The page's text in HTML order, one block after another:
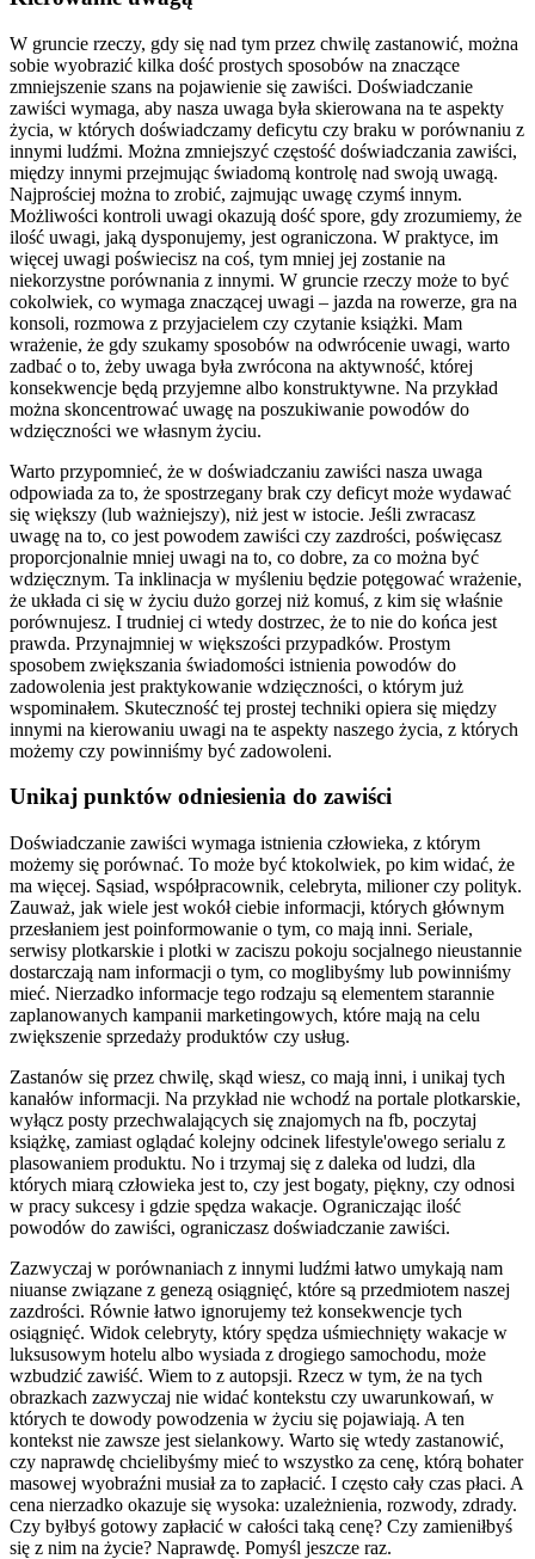
W gruncie rzeczy, gdy się nad tym przez chwilę zastanowić, można
sobie wyobrazić kilka dość prostych sposobów na znaczące
zmniejszenie szans na pojawienie się zawiści. Doświadczanie
zawiści wymaga, aby nasza uwaga była skierowana na te aspekty
życia, w których doświadczamy deficytu czy braku w porównaniu z
innymi ludźmi. Można zmniejszyć częstość doświadczania zawiści,
między innymi przejmując świadomą kontrolę nad swoją uwagą.
Najprościej można to zrobić, zajmując uwagę czymś innym.
Możliwości kontroli uwagi okazują dość spore, gdy zrozumiemy, że
ilość uwagi, jaką dysponujemy, jest ograniczona. W praktyce, im
więcej uwagi poświecisz na coś, tym mniej jej zostanie na
niekorzystne porównania z innymi. W gruncie rzeczy może to być
cokolwiek, co wymaga znaczącej uwagi – jazda na rowerze, gra na
konsoli, rozmowa z przyjacielem czy czytanie książki. Mam
wrażenie, że gdy szukamy sposobów na odwrócenie uwagi, warto
zadbać o to, żeby uwaga była zwrócona na aktywność, której
konsekwencje będą przyjemne albo konstruktywne. Na przykład
można skoncentrować uwagę na poszukiwanie powodów do
wdzięczności we własnym życiu.
Warto przypomnieć, że w doświadczaniu zawiści nasza uwaga
odpowiada za to, że spostrzegany brak czy deficyt może wydawać
się większy (lub ważniejszy), niż jest w istocie. Jeśli zwracasz
uwagę na to, co jest powodem zawiści czy zazdrości, poświęcasz
proporcjonalnie mniej uwagi na to, co dobre, za co można być
wdzięcznym. Ta inklinacja w myśleniu będzie potęgować wrażenie,
że układa ci się w życiu dużo gorzej niż komuś, z kim się właśnie
porównujesz. I trudniej ci wtedy dostrzec, że to nie do końca jest
prawda. Przynajmniej w większości przypadków. Prostym
sposobem zwiększania świadomości istnienia powodów do
zadowolenia jest praktykowanie wdzięczności, o którym już
wspominałem. Skuteczność tej prostej techniki opiera się między
innymi na kierowaniu uwagi na te aspekty naszego życia, z których
możemy czy powinniśmy być zadowoleni.
Unikaj punktów odniesienia do zawiści
Doświadczanie zawiści wymaga istnienia człowieka, z którym
możemy się porównać. To może być ktokolwiek, po kim widać, że
ma więcej. Sąsiad, współpracownik, celebryta, milioner czy polityk.
Zauważ, jak wiele jest wokół ciebie informacji, których głównym
przesłaniem jest poinformowanie o tym, co mają inni. Seriale,
serwisy plotkarskie i plotki w zaciszu pokoju socjalnego nieustannie
dostarczają nam informacji o tym, co moglibyśmy lub powinniśmy
mieć. Nierzadko informacje tego rodzaju są elementem starannie
zaplanowanych kampanii marketingowych, które mają na celu
zwiększenie sprzedaży produktów czy usług.
Zastanów się przez chwilę, skąd wiesz, co mają inni, i unikaj tych
kanałów informacji. Na przykład nie wchodź na portale plotkarskie,
wyłącz posty przechwalających się znajomych na fb, poczytaj
książkę, zamiast oglądać kolejny odcinek lifestyle'owego serialu z
plasowaniem produktu. No i trzymaj się z daleka od ludzi, dla
których miarą człowieka jest to, czy jest bogaty, piękny, czy odnosi
w pracy sukcesy i gdzie spędza wakacje. Ograniczając ilość
powodów do zawiści, ograniczasz doświadczanie zawiści.
Zazwyczaj w porównaniach z innymi ludźmi łatwo umykają nam
niuanse związane z genezą osiągnięć, które są przedmiotem naszej
zazdrości. Równie łatwo ignorujemy też konsekwencje tych
osiągnięć. Widok celebryty, który spędza uśmiechnięty wakacje w
luksusowym hotelu albo wysiada z drogiego samochodu, może
wzbudzić zawiść. Wiem to z autopsji. Rzecz w tym, że na tych
obrazkach zazwyczaj nie widać kontekstu czy uwarunkowań, w
których te dowody powodzenia w życiu się pojawiają. A ten
kontekst nie zawsze jest sielankowy. Warto się wtedy zastanowić,
czy naprawdę chcielibyśmy mieć to wszystko za cenę, którą bohater
masowej wyobraźni musiał za to zapłacić. I często cały czas płaci. A
cena nierzadko okazuje się wysoka: uzależnienia, rozwody, zdrady.
Czy byłbyś gotowy zapłacić w całości taką cenę? Czy zamieniłbyś
się z nim na życie? Naprawdę. Pomyśl jeszcze raz.